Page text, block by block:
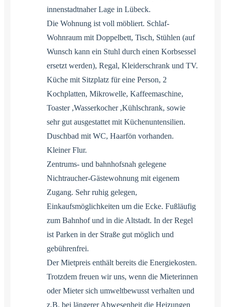
innenstadtnaher Lage in Lübeck.
Die Wohnung ist voll möbliert. Schlaf-
Wohnraum mit Doppelbett, Tisch, Stühlen (auf
Wunsch kann ein Stuhl durch einen Korbsessel
ersetzt werden), Regal, Kleiderschrank und TV.
Küche mit Sitzplatz für eine Person, 2
Kochplatten, Mikrowelle, Kaffeemaschine,
Toaster ,Wasserkocher ,Kühlschrank, sowie
sehr gut ausgestattet mit Küchenuntensilien.
Duschbad mit WC, Haarfön vorhanden.
Kleiner Flur.
Zentrums- und bahnhofsnah gelegene
Nichtraucher-Gästewohnung mit eigenem
Zugang. Sehr ruhig gelegen,
Einkaufsmöglichkeiten um die Ecke. Fußläufig
zum Bahnhof und in die Altstadt. In der Regel
ist Parken in der Straße gut möglich und
gebührenfrei.
Der Mietpreis enthält bereits die Energiekosten.
Trotzdem freuen wir uns, wenn die Mieterinnen
oder Mieter sich umweltbewusst verhalten und
z.B. bei längerer Abwesenheit die Heizungen